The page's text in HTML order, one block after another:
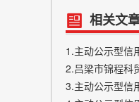
相关文
1.主动公示型信
2.吕梁市锦程科
3.主动公示型信